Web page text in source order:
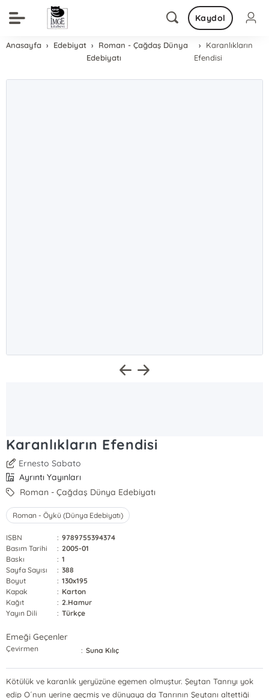
Kaydol
Anasayfa Edebiyat
Roman - Çağdaş Dünya
Edebiyatı
Karanlıkların
Efendisi
Karanlıkların Efendisi
Ernesto Sabato
Ayrıntı Yayınları
Roman - Çağdaş Dünya Edebiyatı
Roman - Öykü (Dünya Edebiyatı)
ISBN : 9789755394374
Basım Tarihi
: 2005-01
Baskı
: 1
Sayfa Sayısı
: 388
Boyut
: 130x195
Kapak
: Karton
Kağıt
: 2.Hamur
Yayın Dili
: Türkçe
Emeği Geçenler
Çevirmen : Suna Kılıç
Kötülük ve karanlık yeryüzüne egemen olmuştur. Şeytan Tanrıyı yok
edip O´nun yerine geçmiş ve dünyaya da Tanrının Şeytanı altettiği